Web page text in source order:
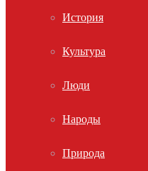
История
Культура
Люди
Народы
Природа